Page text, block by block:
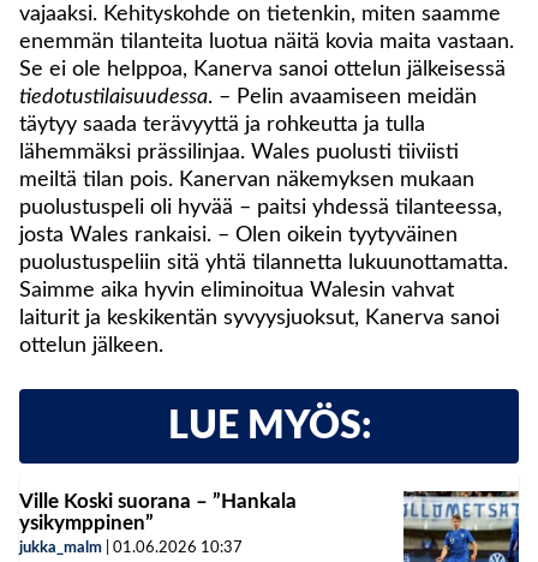
vajaaksi. Kehityskohde on tietenkin, miten saamme
enemmän tilanteita luotua näitä kovia maita vastaan.
Se ei ole helppoa, Kanerva sanoi ottelun jälkeisessä
tiedotustilaisuudessa. – Pelin avaamiseen meidän
täytyy saada terävyyttä ja rohkeutta ja tulla
lähemmäksi prässilinjaa. Wales puolusti tiiviisti
meiltä tilan pois. Kanervan näkemyksen mukaan
puolustuspeli oli hyvää – paitsi yhdessä tilanteessa,
josta Wales rankaisi. – Olen oikein tyytyväinen
puolustuspeliin sitä yhtä tilannetta lukuunottamatta.
Saimme aika hyvin eliminoitua Walesin vahvat
laiturit ja keskikentän syvyysjuoksut, Kanerva sanoi
ottelun jälkeen.
LUE MYÖS:
Ville Koski suorana – ”Hankala
ysikymppinen”
jukka_malm 01.06.2026 10:37